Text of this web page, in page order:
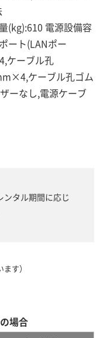
電源設備容
ート(LANポー
ケーブル孔
ケーブル孔ゴム
ーなし,電源ケーブ
タル期間に応じ
ます）
場合